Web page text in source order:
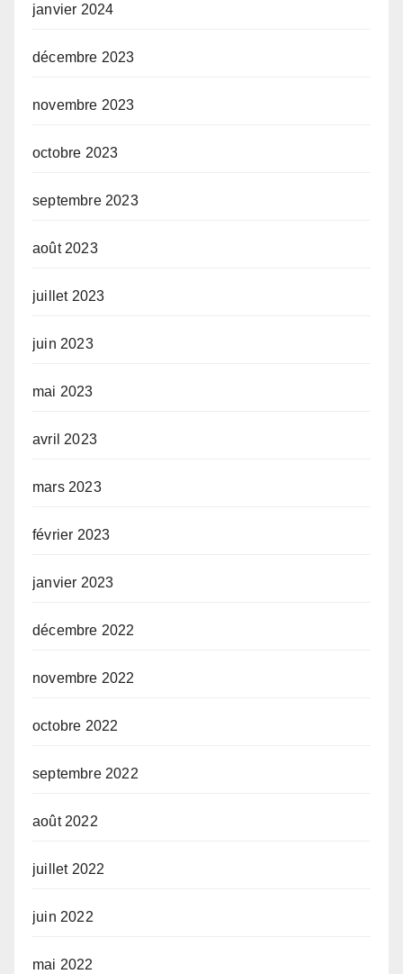
janvier 2024
décembre 2023
novembre 2023
octobre 2023
septembre 2023
août 2023
juillet 2023
juin 2023
mai 2023
avril 2023
mars 2023
février 2023
janvier 2023
décembre 2022
novembre 2022
octobre 2022
septembre 2022
août 2022
juillet 2022
juin 2022
mai 2022